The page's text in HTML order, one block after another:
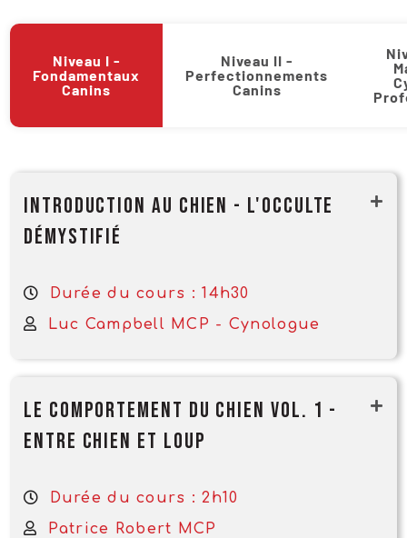
Niveau I -
Fondamentaux
Canins
Niveau II -
Perfectionnements
Canins
Introduction au chien - L'occulte
démystifié
Durée du cours : 14h30
Luc Campbell MCP - Cynologue
Le comportement du chien Vol. 1 -
Entre chien et loup
Durée du cours : 2h10
Patrice Robert MCP